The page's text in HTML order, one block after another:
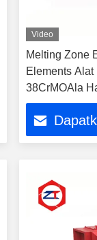
Video
Melting Zone
Elements
38CrMOAla
71mm Cpm